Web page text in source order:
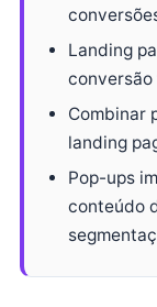
Landing
Combinar
landing
Pop-ups
conteúdo